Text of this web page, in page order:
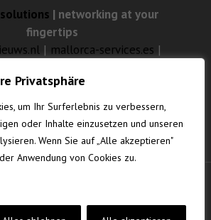
Privatsphäre
um Ihr Surferlebnis zu verbessern,
oder Inhalte einzusetzen und unseren
Wenn Sie auf „Alle akzeptieren"
Anwendung von Cookies zu.
| networking at your
fingertips
| mallorca-services.es |
|gustavknudsen.com|
vanrenesse.de
WEBSOLUTIONS.COM